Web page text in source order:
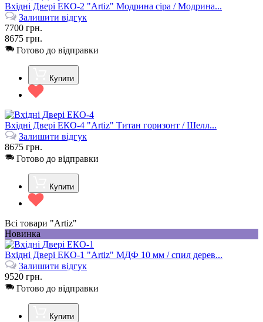
Вхідні Двері ЕКО-2 "Artiz" Модрина сіра / Модрина...
Залишити відгук
7700 грн.
8675 грн.
Готово до відправки
Купити
Вхідні Двері ЕКО-4 "Artiz" Титан горизонт / Шелл...
Залишити відгук
8675 грн.
Готово до відправки
Купити
Всі товари "Artiz"
Новинка
Вхідні Двері ЕКО-1 "Artiz" МДФ 10 мм / спил дерев...
Залишити відгук
9520 грн.
Готово до відправки
Купити